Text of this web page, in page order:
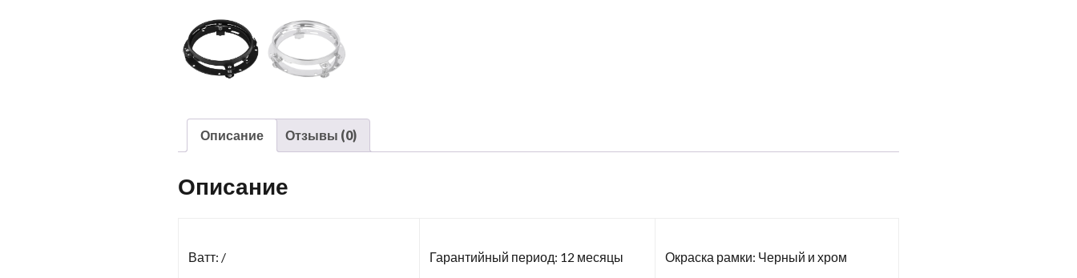
Описание Отзывы (0)
Описание
Ватт: / Гарантийный период: 12 месяцы Окраска рамки: Черный и хром